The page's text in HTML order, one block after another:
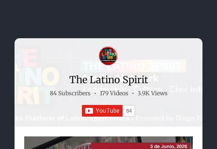
The Latino Spirit
84 Subscribers • 179 Videos • 3.9K Views